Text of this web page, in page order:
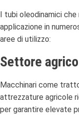
I tubi oleodinamici che
applicazione in
aree di utilizzo:
Settore
Macchinari come
attrezzature agricole
per garantire elevate